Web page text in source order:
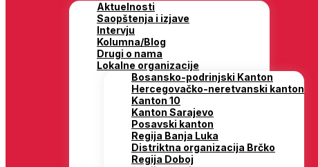
Aktuelnosti
Saopštenja i izjave
Intervju
Kolumna/Blog
Drugi o nama
Lokalne organizacije
Bosansko-podrinjski Kanton
Hercegovačko-neretvanski kanton
Kanton 10
Kanton Sarajevo
Posavski kanton
Regija Banja Luka
Distriktna organizacija Brčko
Regija Doboj